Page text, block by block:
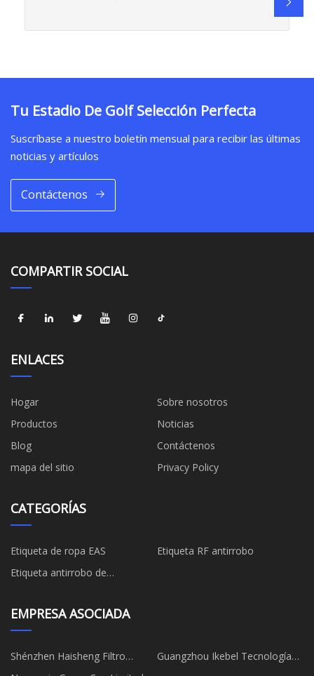
Tu Estadio De Golf Selección Perfecta
Suscríbase a nuestro boletín mensual para recibir las últimas
noticias y artículos
Contáctenos
COMPARTIR SOCIAL
ENLACES
Hogar
Sobre nosotros
Productos
Noticias
Blog
Contáctenos
mapa del sitio
Privacy Policy
CATEGORÍAS
Etiqueta de ropa EAS
Etiqueta RF antirrobo
Etiqueta antirrobo de
EMPRESA ASOCIADA
Shénzhen Haisheng Filtro
Materiales Co., Limitado.
Guangzhou Ikebel Tecnología